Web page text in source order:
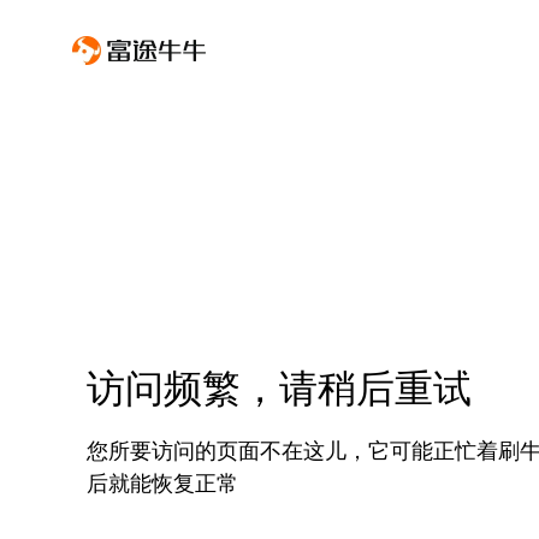
访问频繁，请稍后重试
您所要访问的页面不在这儿，它可能正忙着刷
后就能恢复正常